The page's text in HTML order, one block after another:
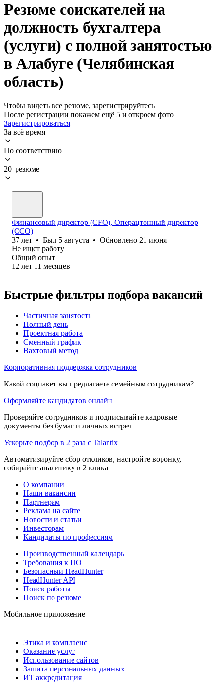
Резюме соискателей на
должность бухгалтера
(услуги) с полной занятостью
в Алабуге (Челябинская
область)
Чтобы видеть все резюме, зарегистрируйтесь
После регистрации покажем ещё 5 и откроем фото
Зарегистрироваться
За всё время
По соответствию
20 резюме
Финансовый директор (CFO), Операцтонный директор
(ССО)
37 лет • Был 5 августа • Обновлено 21 июня
Не ищет работу
Общий опыт
12 лет 11 месяцев
Быстрые фильтры подбора вакансий
Частичная занятость
Полный день
Проектная работа
Сменный график
Вахтовый метод
Корпоративная поддержка сотрудников
Какой соцпакет вы предлагаете семейным сотрудникам?
Оформляйте кандидатов онлайн
Проверяйте сотрудников и подписывайте кадровые
документы без бумаг и личных встреч
Ускорьте подбор в 2 раза с Talantix
Автоматизируйте сбор откликов, настройте воронку,
собирайте аналитику в 2 клика
О компании
Наши вакансии
Партнерам
Реклама на сайте
Новости и статьи
Инвесторам
Кандидаты по профессиям
Производственный календарь
Требования к ПО
Безопасный HeadHunter
HeadHunter API
Поиск работы
Поиск по резюме
Мобильное приложение
Этика и комплаенс
Оказание услуг
Использование сайтов
Защита персональных данных
ИТ аккредитация